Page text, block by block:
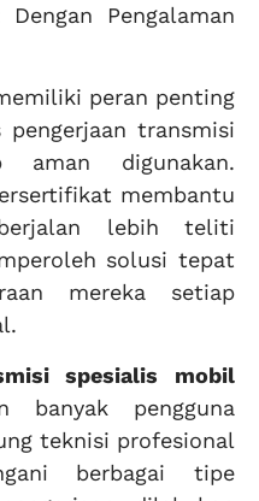
Pengalaman
peran penting
transmisi
digunakan.
membantu
lebih teliti
solusi tepat
mereka setiap
spesialis mobil
banyak pengguna
teknisi profesional
berbagai tipe